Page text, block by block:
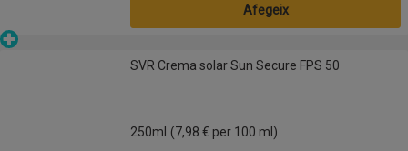
Afegeix
SVR Crema solar Sun Secure FPS 50
Parafarmàcia
SVR Crema solar Sun Secure FPS 50
250ml (7,98 € per 100 ml)